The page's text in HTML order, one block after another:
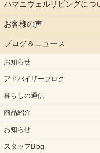
ハマニウェルリビングにつ
お客様の声
ブログ＆ニュース
お知らせ
アドバイザーブログ
暮らしの通信
商品紹介
お知らせ
スタッフBlog